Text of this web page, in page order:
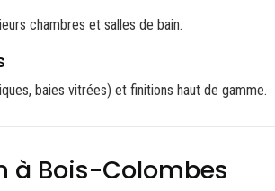
chambres et salles de bain.
baies vitrées) et finitions haut de gamme.
à Bois-Colombes